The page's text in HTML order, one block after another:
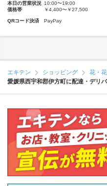
本日の営業状況 10:00〜19:00
価格帯
￥4,400〜￥27,500
QRコード決済 PayPay
エキテン ショッピング
花・
愛媛県西宇和郡伊方町に配達・デリ